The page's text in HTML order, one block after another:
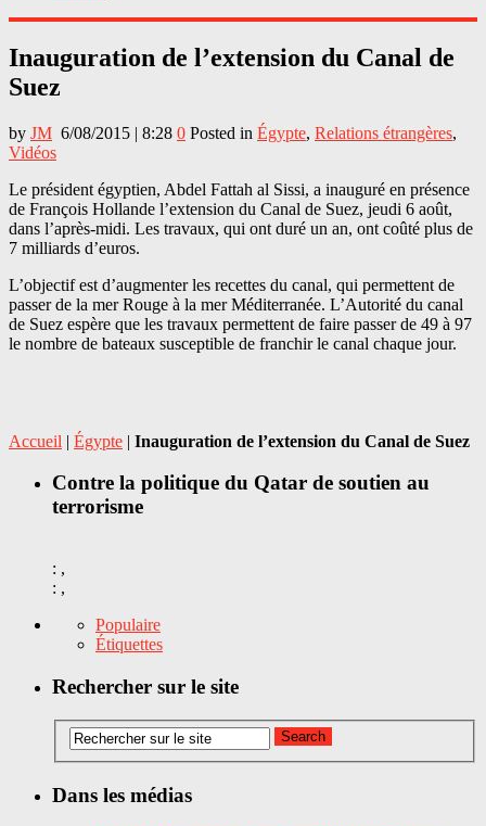
Inauguration de l’extension du Canal de
Suez
by JM 6/08/2015 | 8:28 0 Posted in Égypte, Relations étrangères,
Vidéos
Le président égyptien, Abdel Fattah al Sissi, a inauguré en présence
de François Hollande l’extension du Canal de Suez, jeudi 6 août,
dans l’après-midi. Les travaux, qui ont duré un an, ont coûté plus de
7 milliards d’euros.
L’objectif est d’augmenter les recettes du canal, qui permettent de
passer de la mer Rouge à la mer Méditerranée. L’Autorité du canal
de Suez espère que les travaux permettent de faire passer de 49 à 97
le nombre de bateaux susceptible de franchir le canal chaque jour.
Accueil | Égypte | Inauguration de l’extension du Canal de Suez
Contre la politique du Qatar de soutien au
terrorisme
: ,
: ,
Populaire
Étiquettes
Rechercher sur le site
Dans les médias